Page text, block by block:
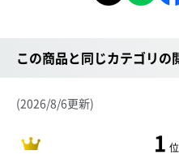
この商品と同じカテゴリの
(2026/8/6更新)
1 位